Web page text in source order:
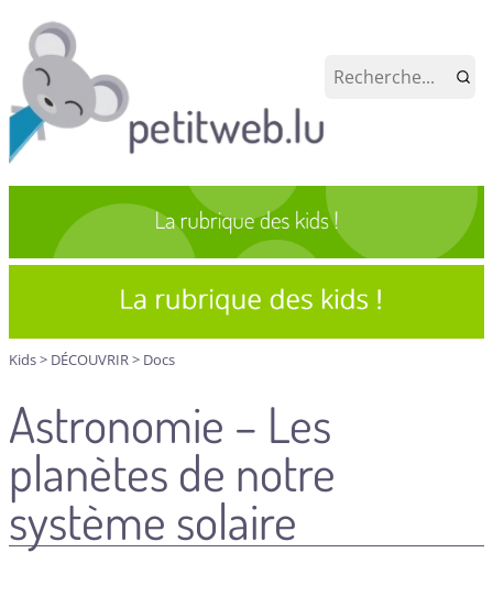
Kids> DÉCOUVRIR> Docs
Astronomie – Les
planètes de notre
système solaire